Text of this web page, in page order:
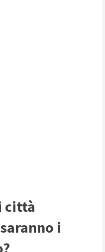
città
i